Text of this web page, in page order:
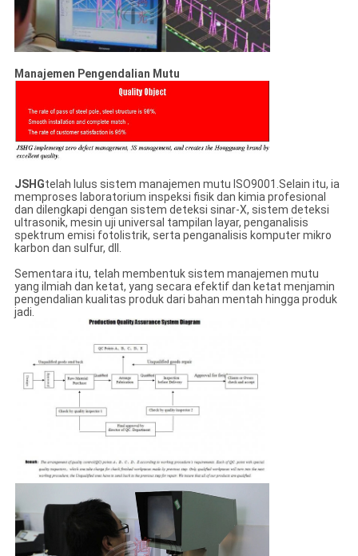
Manajemen Pengendalian Mutu
JSHGtelah lulus sistem manajemen mutu ISO9001.Selain itu, ia
memproses laboratorium inspeksi fisik dan kimia profesional
dan dilengkapi dengan sistem deteksi sinar-X, sistem deteksi
ultrasonik, mesin uji universal tampilan layar, penganalisis
spektrum emisi fotolistrik, serta penganalisis komputer mikro
karbon dan sulfur, dll.
Sementara itu, telah membentuk sistem manajemen mutu
yang ilmiah dan ketat, yang secara efektif dan ketat menjamin
pengendalian kualitas produk dari bahan mentah hingga produk
jadi.